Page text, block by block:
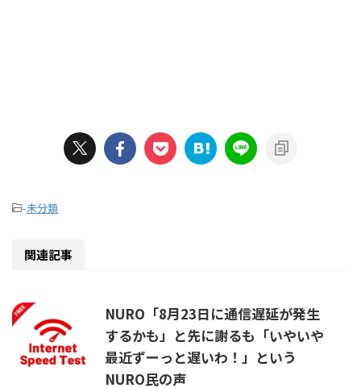
-未分類
関連記事
NURO「8月23日に通信遅延が発生
するかも」と先に謝るも「いやいや
最近ずーっと遅いわ！」という
NURO民の声